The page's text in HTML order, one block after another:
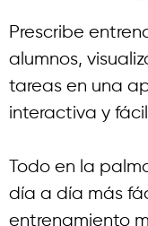
Prescribe
alumnos,
tareas en una
interactiva y
Todo en la
día a día más
entrenamiento